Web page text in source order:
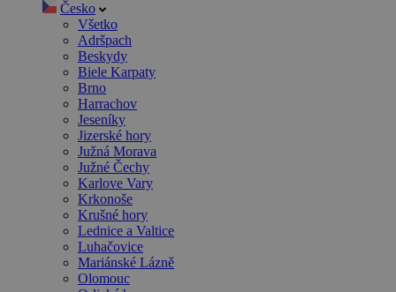
Česko
Všetko
Adršpach
Beskydy
Biele Karpaty
Brno
Harrachov
Jeseníky
Jizerské hory
Južná Morava
Južné Čechy
Karlove Vary
Krkonoše
Krušné hory
Lednice a Valtice
Luhačovice
Mariánské Lázně
Olomouc